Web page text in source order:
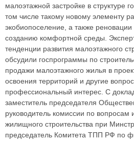
малоэтажной застройке в структуре
том числе такому новому элементу
экобиопоселение, а также
созданию комфортной среды.
тенденции развития малоэтажного
обсудили госпрограммы по
продажи малоэтажного жилья в
освоения территорий и другие
профессиональный интерес. С
заместитель председателя
руководитель комиссии по вопросам
жилищного строительства при
председатель Комитета ТПП РФ по